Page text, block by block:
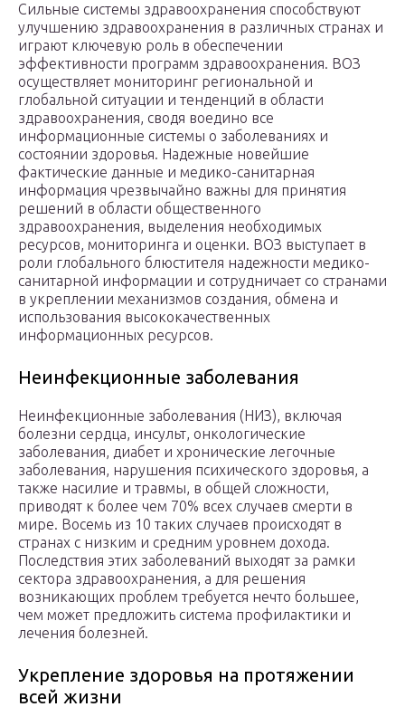
Сильные системы здравоохранения способствуют
улучшению здравоохранения в различных странах и
играют ключевую роль в обеспечении
эффективности программ здравоохранения. ВОЗ
осуществляет мониторинг региональной и
глобальной ситуации и тенденций в области
здравоохранения, сводя воедино все
информационные системы о заболеваниях и
состоянии здоровья. Надежные новейшие
фактические данные и медико-санитарная
информация чрезвычайно важны для принятия
решений в области общественного
здравоохранения, выделения необходимых
ресурсов, мониторинга и оценки. ВОЗ выступает в
роли глобального блюстителя надежности медико-
санитарной информации и сотрудничает со странами
в укреплении механизмов создания, обмена и
использования высококачественных
информационных ресурсов.
Неинфекционные заболевания
Неинфекционные заболевания (НИЗ), включая
болезни сердца, инсульт, онкологические
заболевания, диабет и хронические легочные
заболевания, нарушения психического здоровья, а
также насилие и травмы, в общей сложности,
приводят к более чем 70% всех случаев смерти в
мире. Восемь из 10 таких случаев происходят в
странах с низким и средним уровнем дохода.
Последствия этих заболеваний выходят за рамки
сектора здравоохранения, а для решения
возникающих проблем требуется нечто большее,
чем может предложить система профилактики и
лечения болезней.
Укрепление здоровья на протяжении
всей жизни